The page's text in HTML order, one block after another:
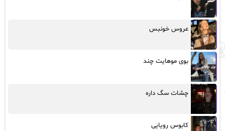
عروس خونبس
بوی موهایت چند
چشات سگ داره
کابوس رویایی